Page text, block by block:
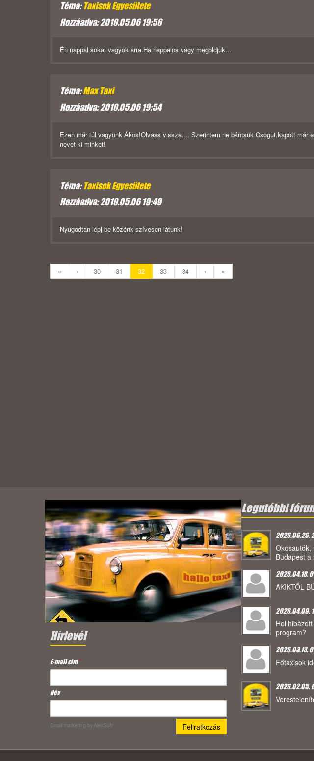
Téma:Taxisok Egyesülete
Hozzáadva: 2010.05.06 19:56
Én nappal sokat vagyok arra.Ha nappalos vagy megoldjuk...
Téma:Max Taxi
Hozzáadva: 2010.05.06 19:54
Ezen már túl vagyunk Ákos!Olvass vissza.... Szerintem ne bántsuk Csogut,kapott már
nevet ki minket!
Téma:Taxisok Egyesülete
Hozzáadva: 2010.05.06 19:49
Nyugodtan lépj be közénk szívesen látunk!
« ‹ 30 31 32 33 34 › »
Hírlevél
E-mail cím*
Név
Email marketing by NeoSoft
Legutóbbi
2026.06.26.
Okosautók,
Budapest a
2026.04.18.
AKIKTŐL
2026.04.09.
Hol
program?
2026.03.13.
Főtaxisok
2026.02.05.